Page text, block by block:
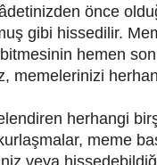
âdetinizden önce
gibi hissedilir.
hemen
memelerinizi
herhangi
meme
veya